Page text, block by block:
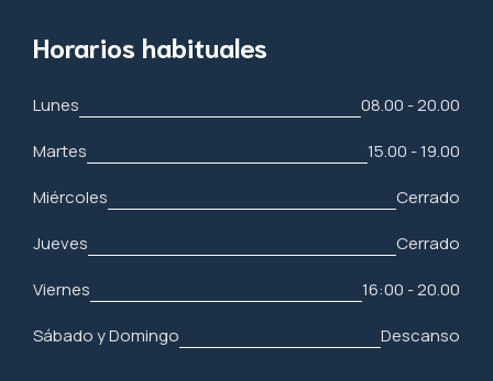
Horarios habituales
Lunes
08.00 - 20.00
Martes
15.00 - 19.00
Miércoles
Cerrado
Jueves
Cerrado
Viernes
16:00 - 20.00
Sábado y Domingo
Descanso